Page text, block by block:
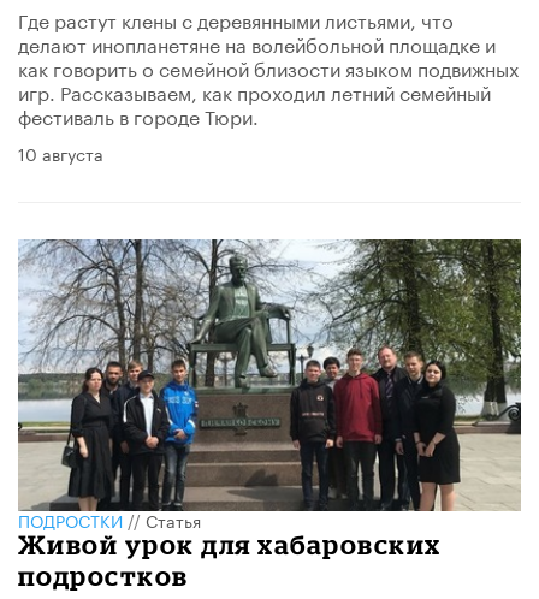
Где растут клены с деревянными листьями, что
делают инопланетяне на волейбольной площадке и
как говорить о семейной близости языком подвижных
игр. Рассказываем, как проходил летний семейный
фестиваль в городе Тюри.
10 августа
ПОДРОСТКИ//Статья
Живой урок для хабаровских
подростков